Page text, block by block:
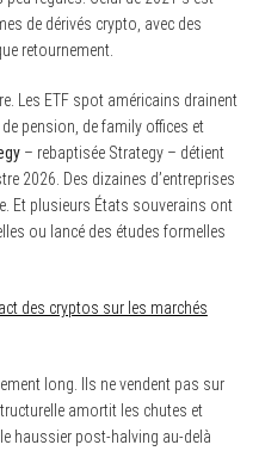
de dérivés crypto, avec des
retournement.
Les ETF spot américains drainent
pension, de family offices et
– rebaptisée Strategy – détient
2026. Des dizaines d’entreprises
Et plusieurs États souverains ont
ou lancé des études formelles
des cryptos sur les marchés
long. Ils ne vendent pas sur
amortit les chutes et
haussier post-halving au-delà